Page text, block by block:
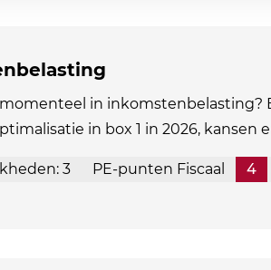
in inkomstenbelasting?
in box 1 in 2026, kansen
3 PE-punten Fiscaal 4